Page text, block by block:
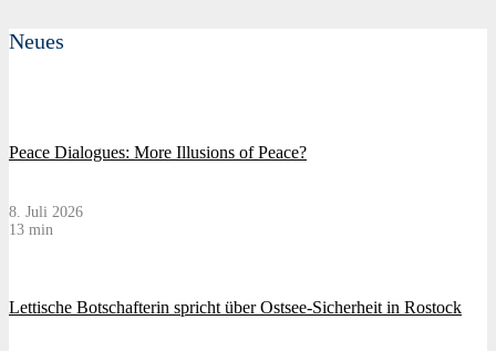
Neues
Peace Dialogues: More Illusions of Peace?
8. Juli 2026
13 min
Lettische Botschafterin spricht über Ostsee-Sicherheit in Rostock